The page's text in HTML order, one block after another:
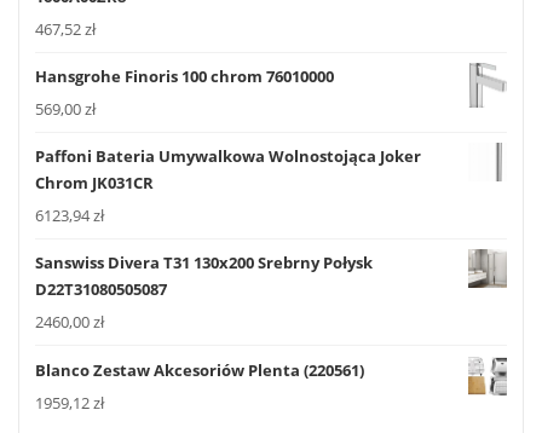
467,52zł
Hansgrohe Finoris 100 chrom 76010000
569,00zł
Paffoni Bateria Umywalkowa Wolnostojąca Joker
Chrom JK031CR
6123,94zł
Sanswiss Divera T31 130x200 Srebrny Połysk
D22T31080505087
2460,00zł
Blanco Zestaw Akcesoriów Plenta (220561)
1959,12zł